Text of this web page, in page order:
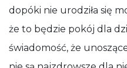
dopóki nie urodziła się
że to będzie pokój dla
świadomość, że